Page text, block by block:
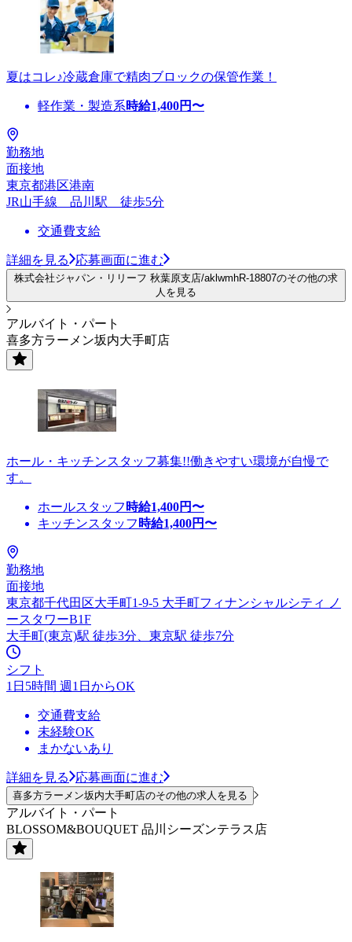
夏はコレ♪冷蔵倉庫で精肉ブロックの保管作業！
軽作業・製造系時給1,400円〜
勤務地
面接地
東京都港区港南
JR山手線 品川駅 徒歩5分
交通費支給
詳細を見る 応募画面に進む
株式会社ジャパン・リリーフ 秋葉原支店/aklwmhR-18807のその他の求
人を見る
アルバイト・パート
喜多方ラーメン坂内大手町店
ホール・キッチンスタッフ募集!!働きやすい環境が自慢で
す。
ホールスタッフ 時給1,400円〜
キッチンスタッフ 時給1,400円〜
勤務地
面接地
東京都千代田区大手町1-9-5 大手町フィナンシャルシティ ノ
ースタワーB1F
大手町(東京)駅 徒歩3分、東京駅 徒歩7分
シフト
1日5時間 週1日からOK
交通費支給
未経験OK
まかないあり
詳細を見る 応募画面に進む
喜多方ラーメン坂内大手町店のその他の求人を見る
アルバイト・パート
BLOSSOM&BOUQUET 品川シーズンテラス店